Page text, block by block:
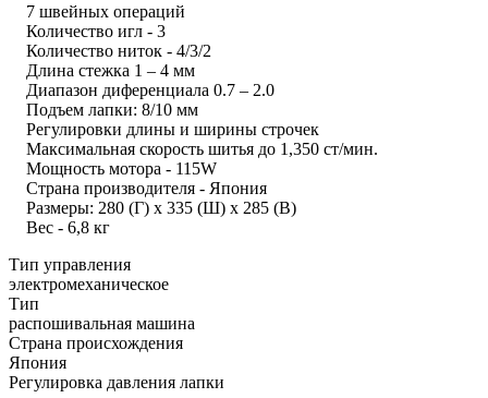
7 швейных операций
Количество игл - 3
Количество ниток - 4/3/2
Длина стежка 1 – 4 мм
Диапазон диференциала 0.7 – 2.0
Подъем лапки: 8/10 мм
Регулировки длины и ширины строчек
Максимальная скорость шитья до 1,350 ст/мин.
Мощность мотора - 115W
Страна производителя - Япония
Размеры: 280 (Г) x 335 (Ш) x 285 (В)
Вес - 6,8 кг
Тип управления
электромеханическое
Тип
распошивальная машина
Страна происхождения
Япония
Регулировка давления лапки